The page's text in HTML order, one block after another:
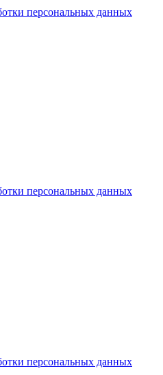
персональных данных
персональных данных
персональных данных